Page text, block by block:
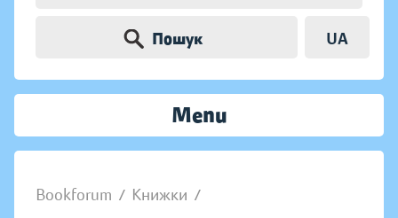
Пошук UA
Menu
Bookforum / Книжки /